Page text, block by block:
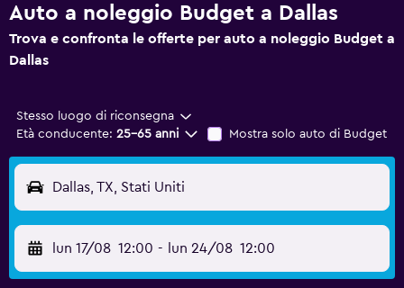
Auto a noleggio Budget a Dallas
Trova e confronta le offerte per auto a noleggio Budget a
Dallas
Stesso luogo di riconsegna
Età conducente: 25-65 anni Mostra solo auto di Budget
Dallas, TX, Stati Uniti
lun 17/08 12:00 - lun 24/08 12:00